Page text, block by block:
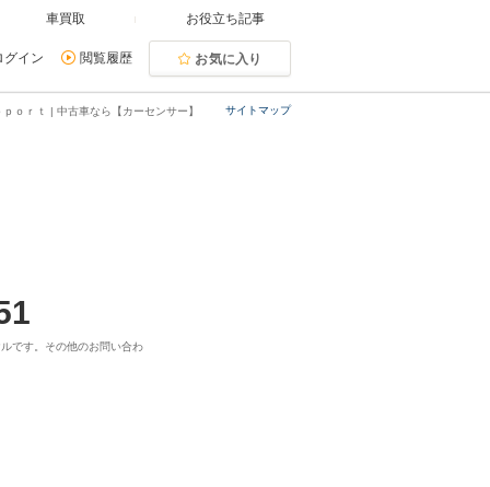
車買取 お役立ち記事
グイン 閲覧履歴 お気に入り
サイトマップ
ｒｔ | 中古車なら【カーセンサー】
です。その他のお問い合わ